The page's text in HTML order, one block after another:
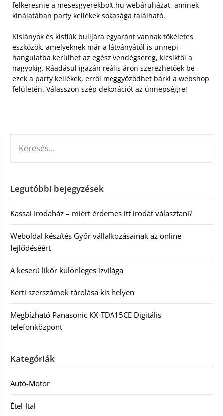
felkeresnie a mesesgyerekbolt.hu webáruházat, aminek
kínálatában party kellékek sokasága található.
Kislányok és kisfiúk bulijára egyaránt vannak tökéletes
eszközök, amelyeknek már a látványától is ünnepi
hangulatba kerülhet az egész vendégsereg, kicsiktől a
nagyokig. Ráadásul igazán reális áron szerezhetőek be
ezek a party kellékek, erről meggyőződhet bárki a webshop
felületén. Válasszon szép dekorációt az ünnepségre!
Legutóbbi bejegyzések
Kassai Irodaház – miért érdemes itt irodát választani?
Weboldal készítés Győr vállalkozásainak az online
fejlődéséért
A keserű likőr különleges ízvilága
Kerti szerszámok tárolása kis helyen
Megbízható Panasonic KX-TDA15CE Digitális
telefonközpont
Kategóriák
Autó-Motor
Étel-Ital